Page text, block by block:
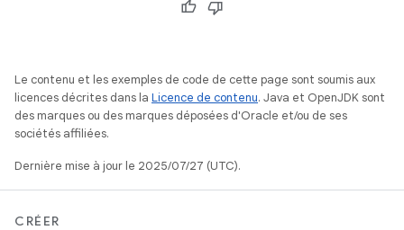
Le contenu et les exemples de code de cette page sont soumis aux
licences décrites dans la Licence de contenu. Java et OpenJDK sont
des marques ou des marques déposées d'Oracle et/ou de ses
sociétés affiliées.
Dernière mise à jour le 2025/07/27 (UTC).
CRÉER